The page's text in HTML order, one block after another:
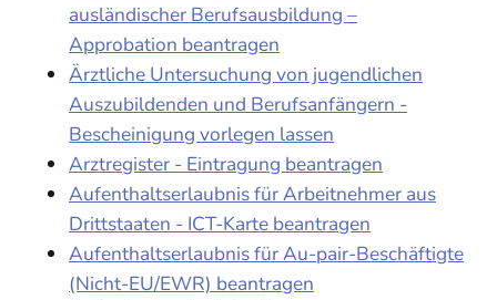
ausländischer Berufsausbildung –
Approbation beantragen
Ärztliche Untersuchung von jugendlichen
Auszubildenden und Berufsanfängern -
Bescheinigung vorlegen lassen
Arztregister - Eintragung beantragen
Aufenthaltserlaubnis für Arbeitnehmer aus
Drittstaaten - ICT-Karte beantragen
Aufenthaltserlaubnis für Au-pair-Beschäftigte
(Nicht-EU/EWR) beantragen